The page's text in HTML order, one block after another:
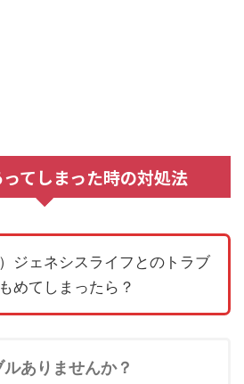
てしまった時の対処法
）ジェネシスライフとのトラブ
めてしまったら？
ありませんか？